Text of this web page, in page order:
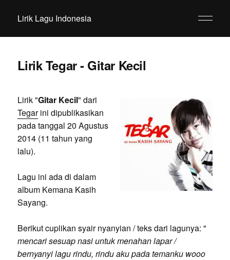
Lirik Lagu Indonesia
Lirik Tegar - Gitar Kecil
Lirik "Gitar Kecil" dari
Tegarini dipublikasikan
pada tanggal 20 Agustus
2014 (11 tahun yang
lalu).
Lagu ini ada di dalam
album Kemana Kasih
Sayang.
Berikut cuplikan syair nyanyian / teks dari lagunya: "
mencari sesuap nasi untuk menahan lapar /
bernyanyi lagu rindu, rindu aku pada temanku wooo